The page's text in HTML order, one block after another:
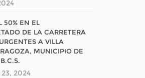
50% EN EL
DE LA CARRETERA
A VILLA
MUNICIPIO DE
2024